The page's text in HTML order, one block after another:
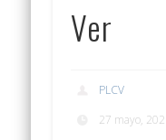
Ver
PLCV
27 mayo,